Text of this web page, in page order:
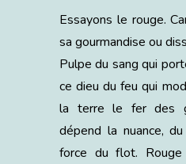
Essayons le rouge.
sa gourmandise ou
Pulpe du sang qui
ce dieu du feu qui
la terre le fer des
dépend la nuance,
force du flot.